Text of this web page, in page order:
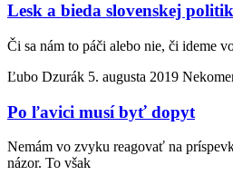
Lesk a bieda slovenskej
Či sa nám to páči alebo nie, či ideme
Ľubo Dzurák 5. augusta 2019
Po ľavici musí byť dopyt
Nemám vo zvyku reagovať na
názor. To však